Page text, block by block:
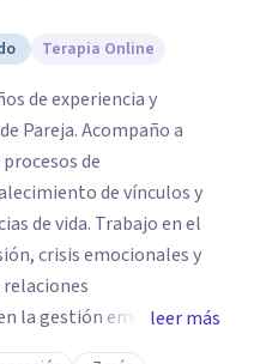
Terapia Online
de experiencia y
Pareja. Acompaño a
de
de vínculos y
de vida. Trabajo en el
crisis emocionales y
la gestión emocional,
comprensión y
leer más